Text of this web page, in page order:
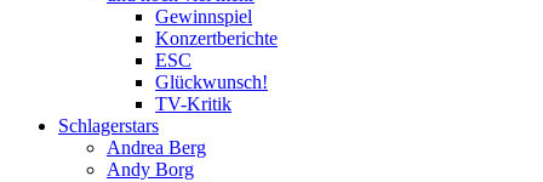
Gewinnspiel
Konzertberichte
ESC
Glückwunsch!
TV-Kritik
Schlagerstars
Andrea Berg
Andy Borg